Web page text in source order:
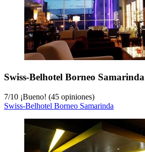
Swiss-Belhotel Borneo Samarinda
7/10 ¡Bueno! (45 opiniones)
Swiss-Belhotel Borneo Samarinda